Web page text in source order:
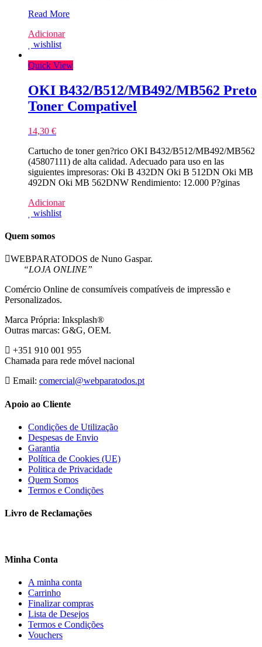
OKI
Preto
Toner
Read More
Adicionar
wishlist
Quick View
OKI B432/B512/MB492/MB562 Preto
Toner Compativel
14,30 €
Cartucho de toner gen?rico OKI B432/B512/MB492/MB562
(45807111) de alta calidad. Adecuado para uso en las
siguientes impresoras: Oki B 432DN Oki B 512DN Oki MB
492DN Oki MB 562DNW Rendimiento: 12.000 P?ginas
Adicionar
wishlist
Quem somos
WEBPARATODOS de Nuno Gaspar.
“LOJA ONLINE”
Comércio Online de consumíveis compatíveis de impressão e
Personalizados.
Marca Própria: Inksplash®
Outras marcas: G&G, OEM.
+351 910 001 955
Chamada para rede móvel nacional
Email: comercial@webparatodos.pt
Apoio ao Cliente
Condições de Utilização
Despesas de Envio
Garantia
Política de Cookies (UE)
Politica de Privacidade
Quem Somos
Termos e Condições
Livro de Reclamações
Minha Conta
A minha conta
Carrinho
Finalizar compras
Lista de Desejos
Termos e Condições
Vouchers